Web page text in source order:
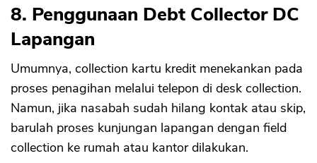
8. Penggunaan Debt Collector DC
Lapangan
Umumnya, collection kartu kredit menekankan pada
proses penagihan melalui telepon di desk collection.
Namun, jika nasabah sudah hilang kontak atau skip,
barulah proses kunjungan lapangan dengan field
collection ke rumah atau kantor dilakukan.